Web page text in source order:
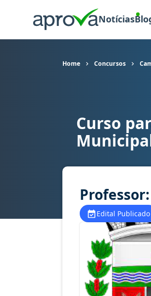
Notícias
Home Concursos
Curso para concurso
Curso
Edital Publicado